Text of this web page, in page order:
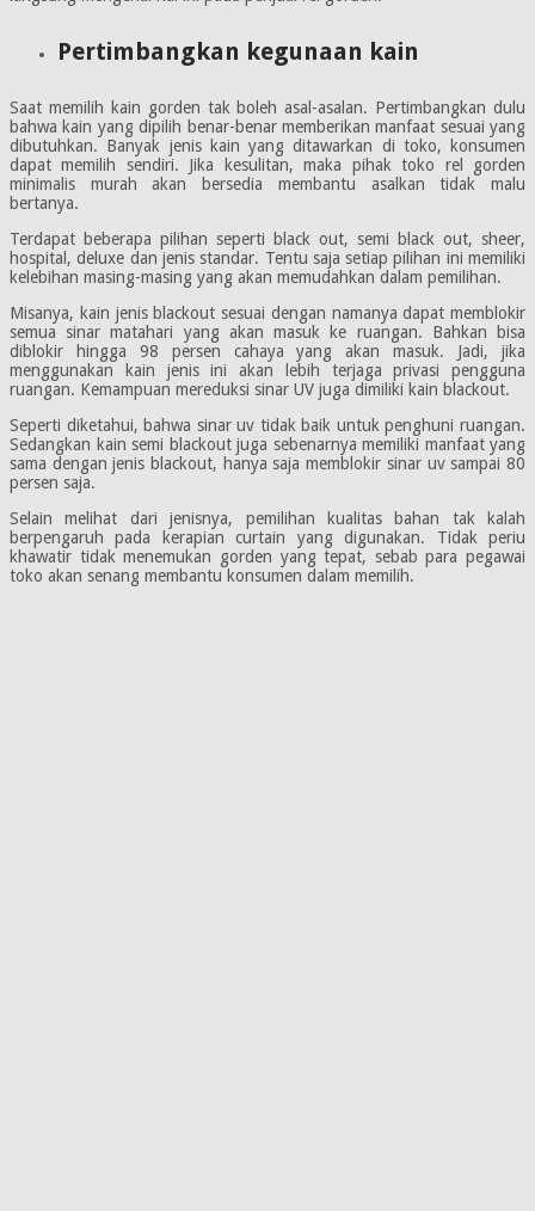
Pertimbangkan kegunaan kain
Saat memilih kain gorden tak boleh asal-asalan. Pertimbangkan dulu
bahwa kain yang dipilih benar-benar memberikan manfaat sesuai yang
dibutuhkan. Banyak jenis kain yang ditawarkan di toko, konsumen
dapat memilih sendiri. Jika kesulitan, maka pihak toko rel gorden
minimalis murah akan bersedia membantu asalkan tidak malu
bertanya.
Terdapat beberapa pilihan seperti black out, semi black out, sheer,
hospital, deluxe dan jenis standar. Tentu saja setiap pilihan ini memiliki
kelebihan masing-masing yang akan memudahkan dalam pemilihan.
Misanya, kain jenis blackout sesuai dengan namanya dapat memblokir
semua sinar matahari yang akan masuk ke ruangan. Bahkan bisa
diblokir hingga 98 persen cahaya yang akan masuk. Jadi, jika
menggunakan kain jenis ini akan lebih terjaga privasi pengguna
ruangan. Kemampuan mereduksi sinar UV juga dimiliki kain blackout.
Seperti diketahui, bahwa sinar uv tidak baik untuk penghuni ruangan.
Sedangkan kain semi blackout juga sebenarnya memiliki manfaat yang
sama dengan jenis blackout, hanya saja memblokir sinar uv sampai 80
persen saja.
Selain melihat dari jenisnya, pemilihan kualitas bahan tak kalah
berpengaruh pada kerapian curtain yang digunakan. Tidak periu
khawatir tidak menemukan gorden yang tepat, sebab para pegawai
toko akan senang membantu konsumen dalam memilih.